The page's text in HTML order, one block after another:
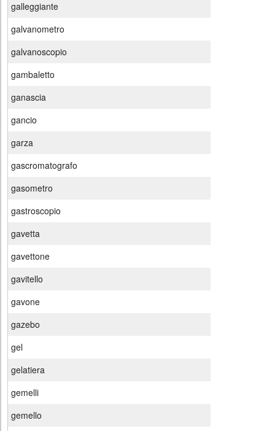
galleggiante
galvanometro
galvanoscopio
gambaletto
ganascia
gancio
garza
gascromatografo
gasometro
gastroscopio
gavetta
gavettone
gavitello
gavone
gazebo
gel
gelatiera
gemelli
gemello